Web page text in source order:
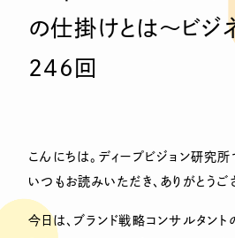
の仕掛けとは〜ビジ
246回
こんにちは。ディープビジョン研究所
いつもお読みいただき、ありがとうご
今日は、ブランド戦略コンサルタン